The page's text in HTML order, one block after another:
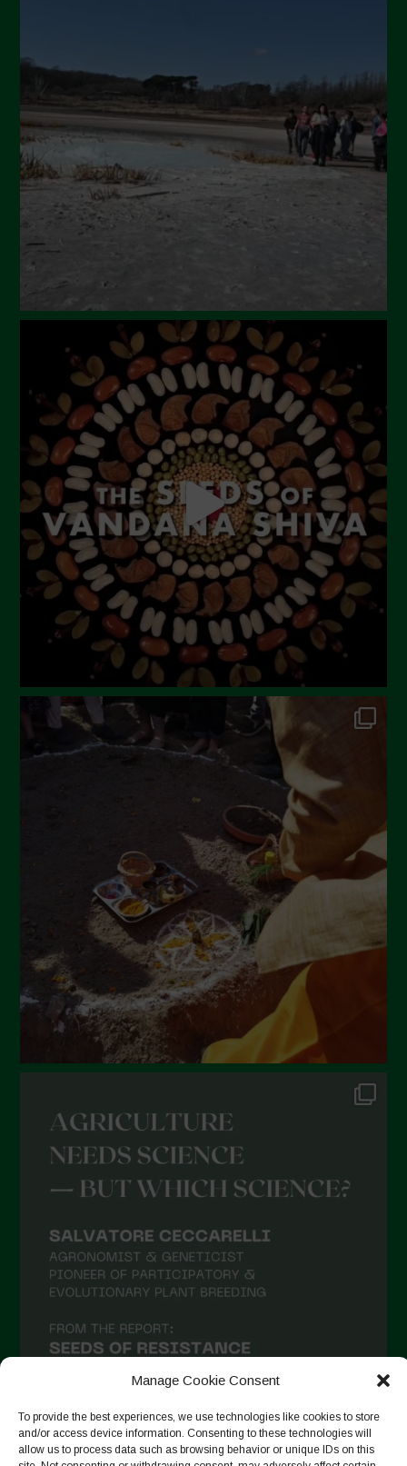
Manage Cookie Consent
To provide the best experiences, we use technologies like cookies to store
and/or access device information. Consenting to these technologies will
allow us to process data such as browsing behavior or unique IDs on this